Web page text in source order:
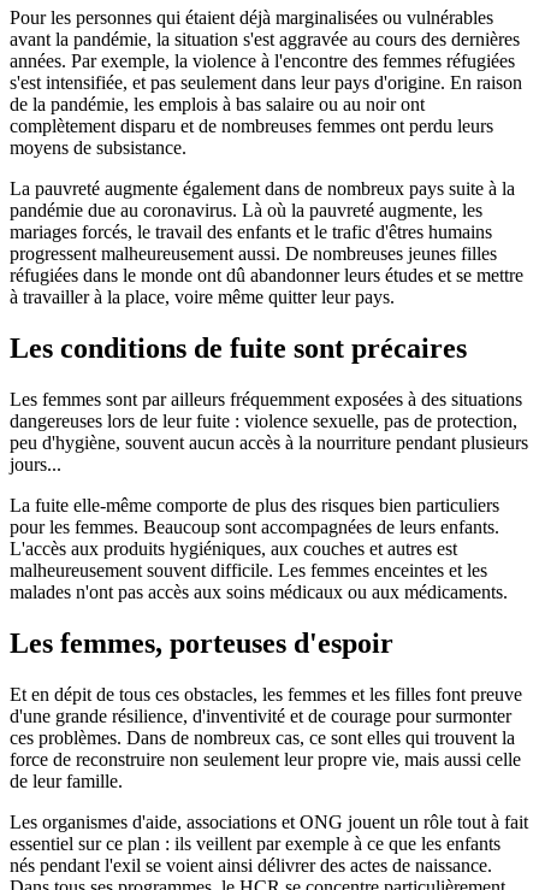
Pour les personnes qui étaient déjà marginalisées ou vulnérables
avant la pandémie, la situation s'est aggravée au cours des dernières
années. Par exemple, la violence à l'encontre des femmes réfugiées
s'est intensifiée, et pas seulement dans leur pays d'origine. En raison
de la pandémie, les emplois à bas salaire ou au noir ont
complètement disparu et de nombreuses femmes ont perdu leurs
moyens de subsistance.
La pauvreté augmente également dans de nombreux pays suite à la
pandémie due au coronavirus. Là où la pauvreté augmente, les
mariages forcés, le travail des enfants et le trafic d'êtres humains
progressent malheureusement aussi. De nombreuses jeunes filles
réfugiées dans le monde ont dû abandonner leurs études et se mettre
à travailler à la place, voire même quitter leur pays.
Les conditions de fuite sont précaires
Les femmes sont par ailleurs fréquemment exposées à des situations
dangereuses lors de leur fuite : violence sexuelle, pas de protection,
peu d'hygiène, souvent aucun accès à la nourriture pendant plusieurs
jours...
La fuite elle-même comporte de plus des risques bien particuliers
pour les femmes. Beaucoup sont accompagnées de leurs enfants.
L'accès aux produits hygiéniques, aux couches et autres est
malheureusement souvent difficile. Les femmes enceintes et les
malades n'ont pas accès aux soins médicaux ou aux médicaments.
Les femmes, porteuses d'espoir
Et en dépit de tous ces obstacles, les femmes et les filles font preuve
d'une grande résilience, d'inventivité et de courage pour surmonter
ces problèmes. Dans de nombreux cas, ce sont elles qui trouvent la
force de reconstruire non seulement leur propre vie, mais aussi celle
de leur famille.
Les organismes d'aide, associations et ONG jouent un rôle tout à fait
essentiel sur ce plan : ils veillent par exemple à ce que les enfants
nés pendant l'exil se voient ainsi délivrer des actes de naissance.